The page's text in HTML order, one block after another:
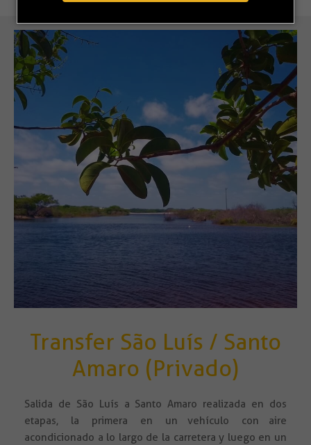
Transfer São Luís / Santo
Amaro (Privado)
Salida de São Luís a Santo Amaro realizada en dos
etapas, la primera en un vehículo con aire
acondicionado a lo largo de la carretera y luego en un